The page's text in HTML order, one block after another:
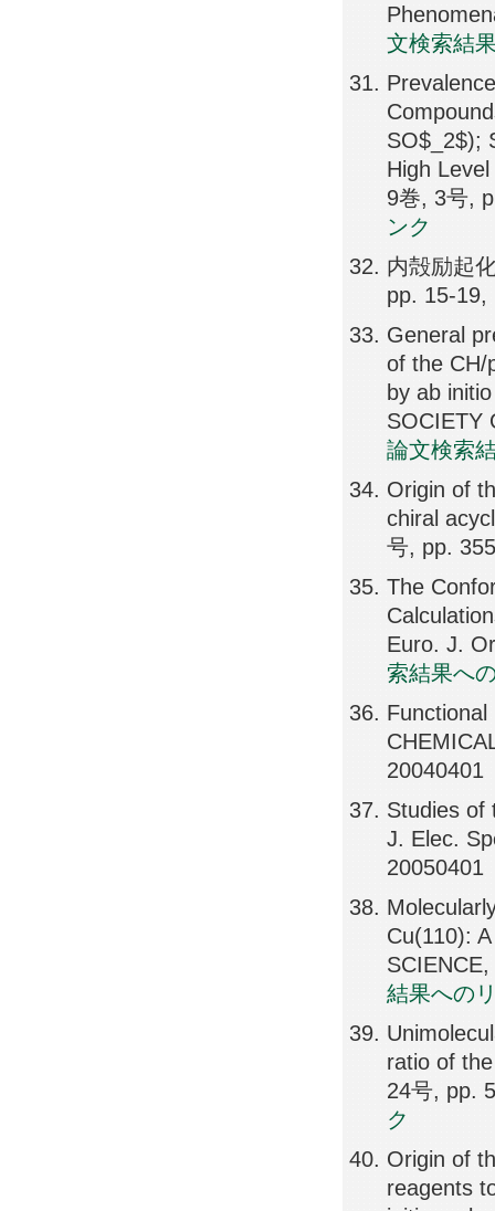
文検索結
SO$_2$);
High
9巻, 3号,
ンク
内殻励起
pp. 15-19,
General
of the CH/
by ab
SOCIETY
論文検索
Origin of
chiral
号, pp.
The
Euro. J.
索結果へ
20040401
Studies of
J. Elec.
20050401
Cu(110):
結果への
ratio of
24号, pp.
ク
Origin of
reagents